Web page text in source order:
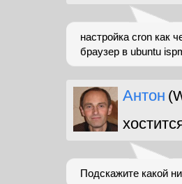
настройка cron как
браузер в ubuntu
Антон
Подскажите какой